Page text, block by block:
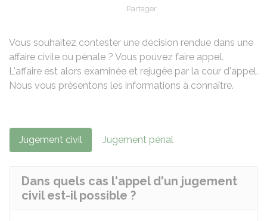
Partager
Vous souhaitez contester une décision rendue dans une
affaire civile ou pénale ? Vous pouvez faire appel.
L'affaire est alors examinée et rejugée par la cour d'appel.
Nous vous présentons les informations à connaître.
Jugement civil Jugement pénal
Dans quels cas l'appel d'un jugement
civil est-il possible ?